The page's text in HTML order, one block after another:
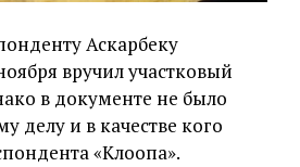
Аскарбеку
вручил участковый
в документе не было
делу и в качестве кого
«Клоопа».